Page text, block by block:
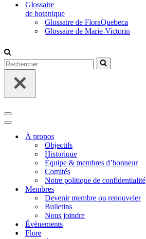
Glossaire
de botanique
Glossaire de FloraQuebeca
Glossaire de Marie-Victorin
Rechercher...
Menu
de
navigation
Menu
navigationÀ propos
Objectifs
Historique
Équipe & membres d’honneur
Comités
Notre politique de confidentialité
Membres
Devenir membre ou renouveler
Bulletins
Nous joindre
Évènements
Flore